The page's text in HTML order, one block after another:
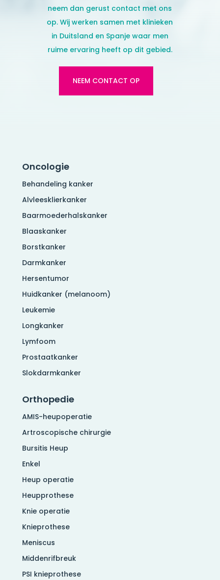
neem dan gerust contact met ons
op. Wij werken samen met klinieken
in Duitsland en Spanje waar men
ruime ervaring heeft op dit gebied.
NEEM CONTACT OP
Oncologie
Behandeling kanker
Alvleesklierkanker
Baarmoederhalskanker
Blaaskanker
Borstkanker
Darmkanker
Hersentumor
Huidkanker (melanoom)
Leukemie
Longkanker
Lymfoom
Prostaatkanker
Slokdarmkanker
Orthopedie
AMIS-heupoperatie
Artroscopische chirurgie
Bursitis Heup
Enkel
Heup operatie
Heupprothese
Knie operatie
Knieprothese
Meniscus
Middenrifbreuk
PSI knieprothese